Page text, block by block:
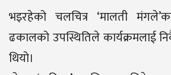
भइरहेको चलचित्र ‘मालती
ढकालको उपस्थितिले कार्यक्रमलाई
थियो।